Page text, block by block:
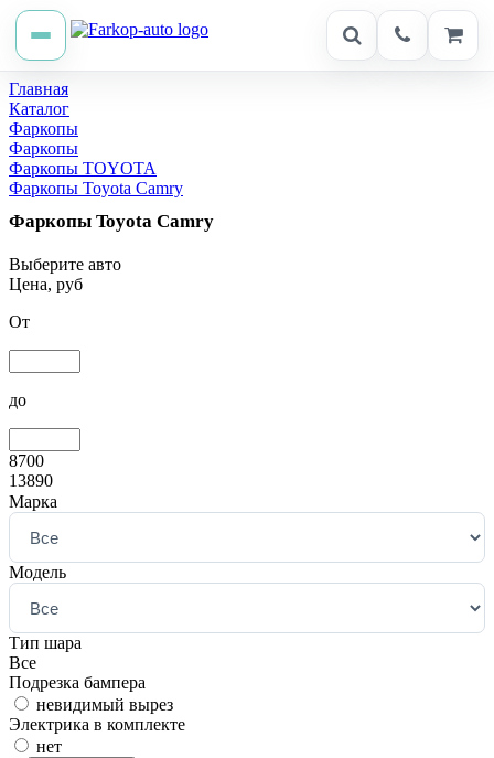
Главная
Каталог
Фаркопы
Фаркопы
Фаркопы TOYOTA
Фаркопы Toyota Camry
Фаркопы Toyota Camry
Выберите авто
Цена, руб
От
до
8700
13890
Марка
Модель
Тип шара
Все
Подрезка бампера
невидимый вырез
Электрика в комплекте
нет